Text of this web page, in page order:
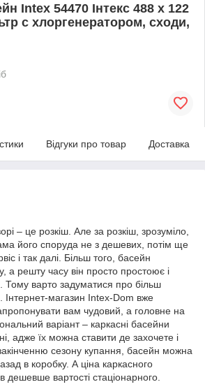
Intex 54470 Інтекс 488 х 122
c хлоргенератором, сходи,
Відгуки про товар Доставка
– це розкіш. Але за розкіш, зрозуміло,
його споруда не з дешевих, потім ще
і так далі. Більш того, басейн
а решту часу він просто простоює і
Тому варто задуматися про більш
Інтернет-магазин Intex-Dom вже
вам чудовий, а головне на
варіант – каркасні басейни
адже їх можна ставити де захочете і
сезону купання, басейн можна
в коробку. А ціна каркасного
дешевше вартості стаціонарного.